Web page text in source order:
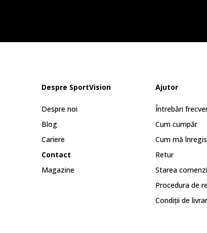
Despre SportVision
Despre noi
Blog
Cariere
Contact
Magazine
Ajutor
Întrebări
Cum cumpăr
Cum mă
Retur
Starea
Procedura de
Condiții de